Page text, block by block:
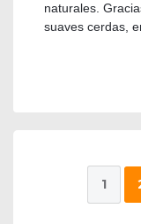
naturales.
suaves cerdas,
1